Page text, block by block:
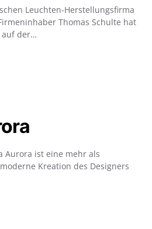
Leuchten-Herstellungsfirma
Thomas Schulte hat
auf der…
Aurora ist eine mehr als
Kreation des Designers